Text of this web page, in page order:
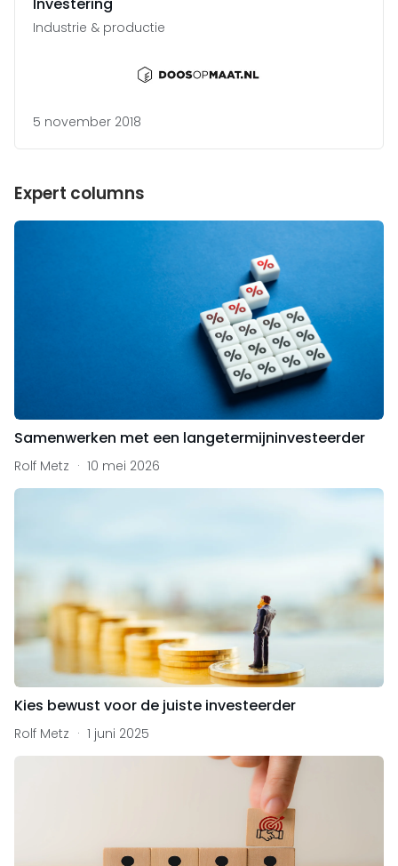
Industrie & productie
5 november 2018
Expert columns
Samenwerken met een langetermijninvesteerder
Rolf Metz 10 mei 2026
Kies bewust voor de juiste investeerder
Rolf Metz 1 juni 2025